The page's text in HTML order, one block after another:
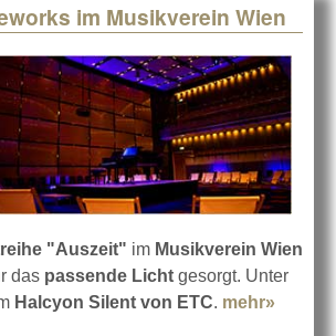
im Musikverein Wien
"Auszeit" im Musikverein Wien
das passende Licht gesorgt. Unter
Halcyon Silent von ETC. mehr»